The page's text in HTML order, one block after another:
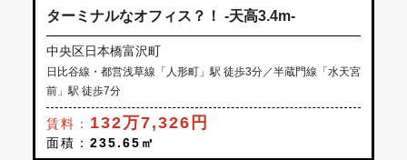
ターミナルなオフィス？！ -天高3.4m-
中央区日本橋富沢町
日比谷線・都営浅草線「人形町」駅 徒歩3分／半蔵門線「水天宮
前」駅 徒歩7分
賃料： 132万7,326円
面積： 235.65㎡